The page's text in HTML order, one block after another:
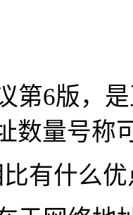
第6版，
数量号称
有什么